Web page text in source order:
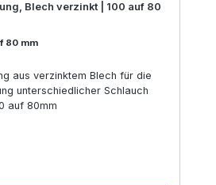
Blech verzinkt | 100 auf 80
80 mm
aus verzinktem Blech für die
unterschiedlicher Schlauch
auf 80mm